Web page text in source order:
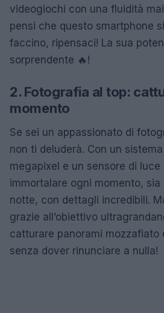
videogiochi con una fluidità
pensi che questo smartphone
faccino, ripensaci! La sua
sorprendente 🔥!
2. Fotografia al top:
momento
Se sei un appassionato di
non ti deluderà. Con un
megapixel e un sensore di
immortalare ogni momento,
notte, con dettagli incredibili.
grazie all’obiettivo
catturare panorami mozzafiato
senza dover rinunciare a nulla!